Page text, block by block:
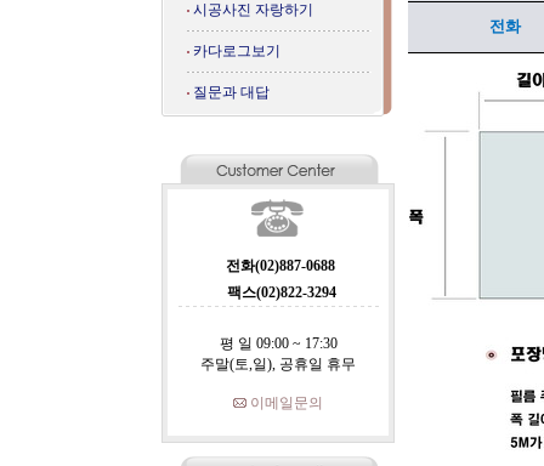
시공사진 자랑하기
카다로그보기
질문과 대답
전화(02)887-0688
팩스(02)822-3294
평 일 09:00 ~ 17:30
주말(토,일), 공휴일 휴무
이메일문의
전화